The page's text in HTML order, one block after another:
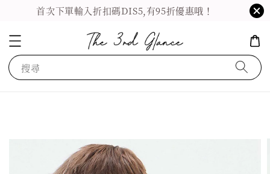
首次下單輸入折扣碼DIS5,有95折優惠哦！
搜尋